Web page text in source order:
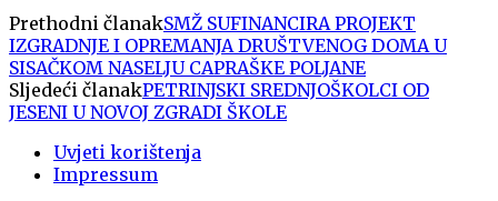
Prethodni članakSMŽ SUFINANCIRA PROJEKT
IZGRADNJE I OPREMANJA DRUŠTVENOG DOMA U
SISAČKOM NASELJU CAPRAŠKE POLJANE
Sljedeći članakPETRINJSKI SREDNJOŠKOLCI OD
JESENI U NOVOJ ZGRADI ŠKOLE
Uvjeti korištenja
Impressum